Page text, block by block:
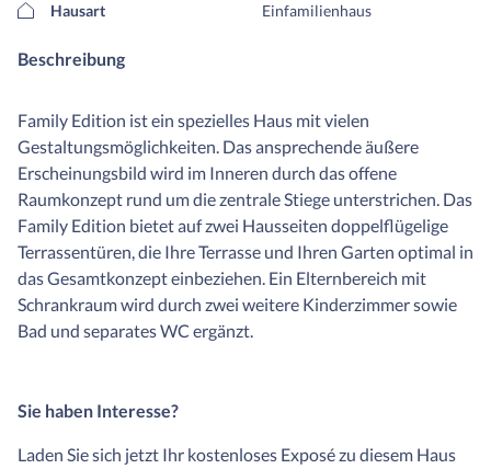
Hausart
Einfamilienhaus
Beschreibung
Family Edition ist ein spezielles Haus mit vielen
Gestaltungsmöglichkeiten. Das ansprechende äußere
Erscheinungsbild wird im Inneren durch das offene
Raumkonzept rund um die zentrale Stiege unterstrichen. Das
Family Edition bietet auf zwei Hausseiten doppelflügelige
Terrassentüren, die Ihre Terrasse und Ihren Garten optimal in
das Gesamtkonzept einbeziehen. Ein Elternbereich mit
Schrankraum wird durch zwei weitere Kinderzimmer sowie
Bad und separates WC ergänzt.
Sie haben Interesse?
Laden Sie sich jetzt Ihr kostenloses Exposé zu diesem Haus